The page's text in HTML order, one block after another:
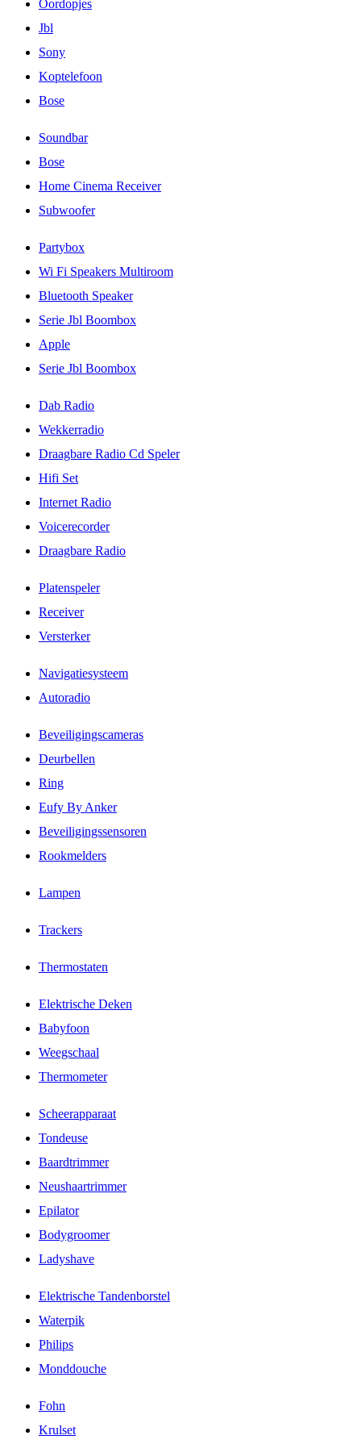
Oordopjes
Jbl
Sony
Koptelefoon
Bose
Soundbar
Bose
Home Cinema Receiver
Subwoofer
Partybox
Wi Fi Speakers Multiroom
Bluetooth Speaker
Serie Jbl Boombox
Apple
Serie Jbl Boombox
Dab Radio
Wekkerradio
Draagbare Radio Cd Speler
Hifi Set
Internet Radio
Voicerecorder
Draagbare Radio
Platenspeler
Receiver
Versterker
Navigatiesysteem
Autoradio
Beveiligingscameras
Deurbellen
Ring
Eufy By Anker
Beveiligingssensoren
Rookmelders
Lampen
Trackers
Thermostaten
Elektrische Deken
Babyfoon
Weegschaal
Thermometer
Scheerapparaat
Tondeuse
Baardtrimmer
Neushaartrimmer
Epilator
Bodygroomer
Ladyshave
Elektrische Tandenborstel
Waterpik
Philips
Monddouche
Fohn
Krulset